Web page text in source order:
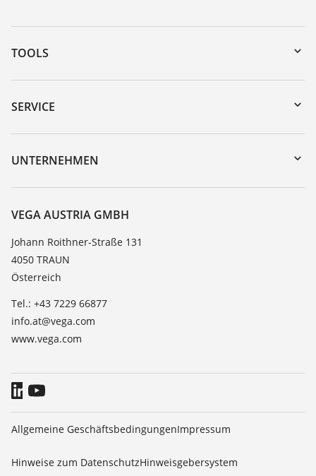
TOOLS
Download-Center
Gerätesuche (Seriennummer)
DTM Collection/PACTware
SERVICE
Geräterücksendung
Trainings
TeamViewer
UNTERNEHMEN
Karriere
Über VEGA
Kontakt
News
Presse
Blog
VEGA AUSTRIA GMBH
Johann Roithner-Straße 131
4050 TRAUN
Österreich
Tel.: +43 7229 66877
info.at@vega.com
www.vega.com
Allgemeine GeschäftsbedingungenImpressum
Hinweise zum DatenschutzHinweisgebersystem